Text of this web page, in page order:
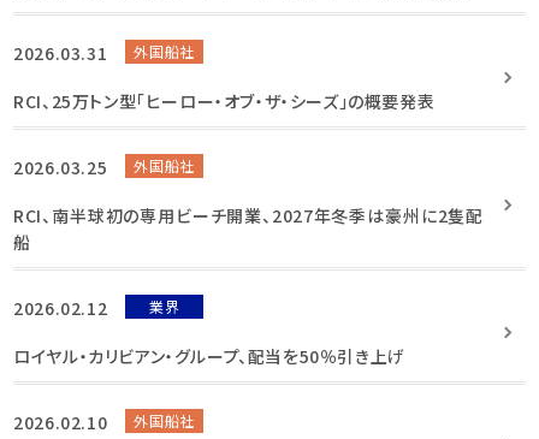
2026.03.31 外国船社
RCI、25万トン型「ヒーロー・オブ・ザ・シーズ」の概要発表
2026.03.25 外国船社
RCI、南半球初の専用ビーチ開業、2027年冬季は豪州に2隻配
船
2026.02.12 業界
ロイヤル・カリビアン・グループ、配当を50％引き上げ
2026.02.10 外国船社